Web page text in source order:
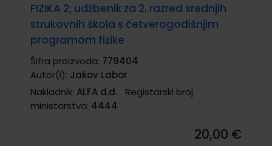
FIZIKA 2; udžbenik za 2. razred srednjih
strukovnih škola s četverogodišnjim
programom fizike
Šifra proizvoda: 779404
Autor(i): Jakov Labor
Nakladnik: ALFA d.d.
Registarski broj
ministarstva: 4444
20,00 €